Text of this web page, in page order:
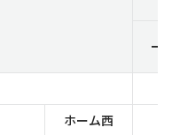
一
ホーム西